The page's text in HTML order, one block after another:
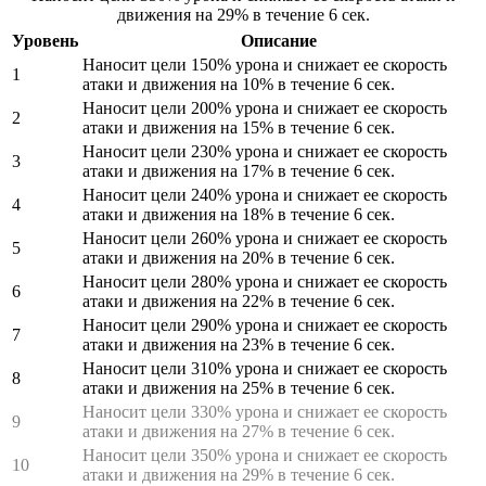
движения на 29% в течение 6 сек.
Уровень
Описание
1
Наносит цели 150% урона и снижает ее скорость
атаки и движения на 10% в течение 6 сек.
2
Наносит цели 200% урона и снижает ее скорость
атаки и движения на 15% в течение 6 сек.
3
Наносит цели 230% урона и снижает ее скорость
атаки и движения на 17% в течение 6 сек.
4
Наносит цели 240% урона и снижает ее скорость
атаки и движения на 18% в течение 6 сек.
5
Наносит цели 260% урона и снижает ее скорость
атаки и движения на 20% в течение 6 сек.
6
Наносит цели 280% урона и снижает ее скорость
атаки и движения на 22% в течение 6 сек.
7
Наносит цели 290% урона и снижает ее скорость
атаки и движения на 23% в течение 6 сек.
8
Наносит цели 310% урона и снижает ее скорость
атаки и движения на 25% в течение 6 сек.
9
Наносит цели 330% урона и снижает ее скорость
атаки и движения на 27% в течение 6 сек.
10
Наносит цели 350% урона и снижает ее скорость
атаки и движения на 29% в течение 6 сек.